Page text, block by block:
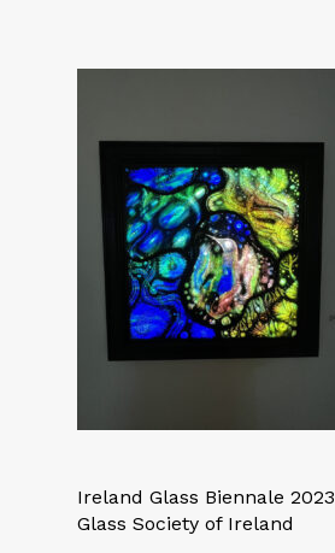
Ireland Glass Biennale 2023
Glass Society of Ireland